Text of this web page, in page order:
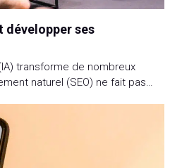
développer ses
transforme de nombreux
naturel (SEO) ne fait pas
avancée, les
adapter leurs
compétitifs. Cet article explore
compétences en SEO à l’ère de